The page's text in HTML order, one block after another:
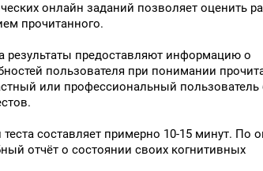
онлайн заданий позволяет оценить
прочитанного.
результаты предоставляют информацию о
пользователя при понимании
или профессиональный пользователь
составляет примерно 10-15 минут. По
отчёт о состоянии своих когнитивных